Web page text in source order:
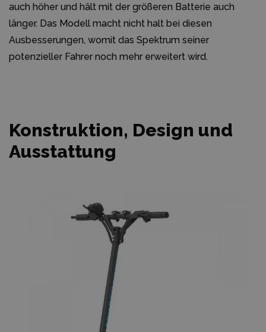
auch höher und hält mit der größeren Batterie auch
länger. Das Modell macht nicht halt bei diesen
Ausbesserungen, womit das Spektrum seiner
potenzieller Fahrer noch mehr erweitert wird.
Konstruktion, Design und
Ausstattung